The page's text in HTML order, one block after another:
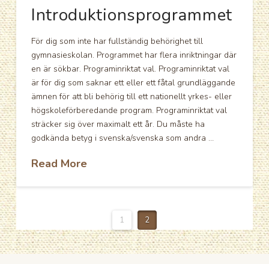
Introduktionsprogrammet
För dig som inte har fullständig behörighet till
gymnasieskolan. Programmet har flera inriktningar där
en är sökbar. Programinriktat val. Programinriktat val
är för dig som saknar ett eller ett fåtal grundläggande
ämnen för att bli behörig till ett nationellt yrkes- eller
högskoleförberedande program. Programinriktat val
sträcker sig över maximalt ett år. Du måste ha
godkända betyg i svenska/svenska som andra …
Read More
1 2